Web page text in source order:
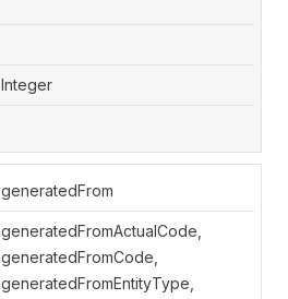
Integer
generatedFrom
generatedFromActualCode,
generatedFromCode,
generatedFromEntityType,